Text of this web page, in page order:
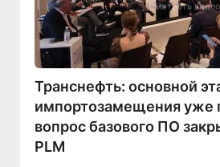
Смотреть
Транснефть: основной
импортозамещения уже
вопрос базового ПО
PLM